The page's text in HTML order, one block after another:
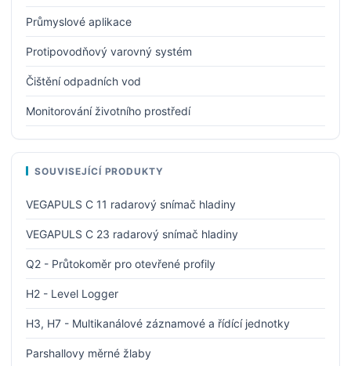
Průmyslové aplikace
Protipovodňový varovný systém
Čištění odpadních vod
Monitorování životního prostředí
SOUVISEJÍCÍ PRODUKTY
VEGAPULS C 11 radarový snímač hladiny
VEGAPULS C 23 radarový snímač hladiny
Q2 - Průtokoměr pro otevřené profily
H2 - Level Logger
H3, H7 - Multikanálové záznamové a řídící jednotky
Parshallovy měrné žlaby